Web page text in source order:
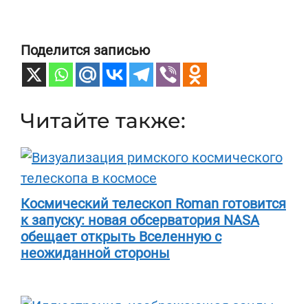
Поделится записью
Читайте также:
Космический телескоп Roman готовится
к запуску: новая обсерватория NASA
обещает открыть Вселенную с
неожиданной стороны